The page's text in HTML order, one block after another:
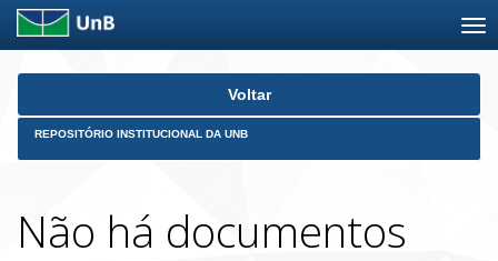
Skip
Voltar
REPOSITÓRIO INSTITUCIONAL DA UNB
Não há documentos